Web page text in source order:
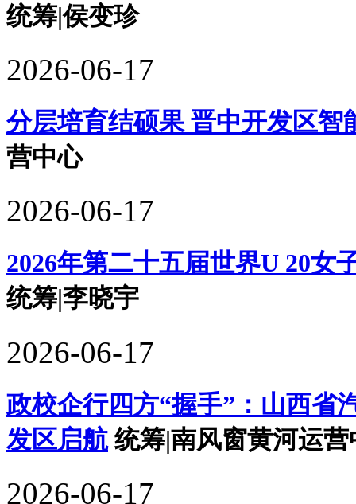
统筹|侯变珍
2026-06-17
分层培育结硕果 晋中开发区智
营中心
2026-06-17
2026年第二十五届世界U 20女
统筹|李晓宇
2026-06-17
政校企行四方“握手”：山西省
发区启航 统筹|南风窗黄河运营
2026-06-17